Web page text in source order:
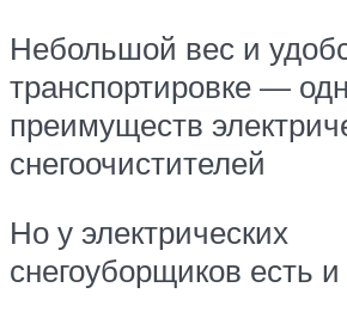
Небольшой вес и
транспортировке —
преимуществ
снегоочистителей
Но у электрических
снегоуборщиков есть и